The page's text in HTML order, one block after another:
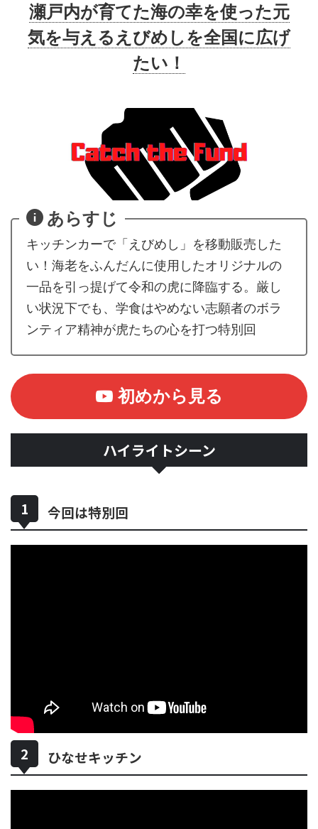
瀬戸内が育てた海の幸を使った元
気を与えるえびめしを全国に広げ
たい！
あらすじ
キッチンカーで「えびめし」を移動販売した
い！海老をふんだんに使用したオリジナルの
一品を引っ提げて令和の虎に降臨する。厳し
い状況下でも、学食はやめない志願者のボラ
ンティア精神が虎たちの心を打つ特別回
初めから見る
ハイライトシーン
今回は特別回
ひなせキッチン